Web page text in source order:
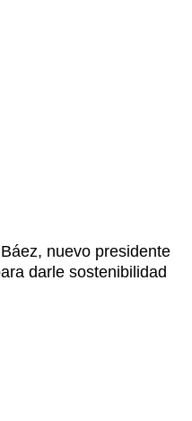
nuevo presidente
darle sostenibilidad